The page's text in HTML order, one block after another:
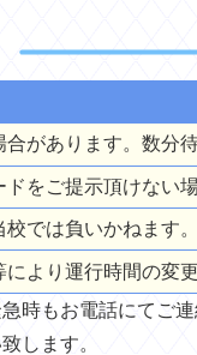
があります。数分
をご提示頂けない
では負いかねます
より運行時間の変
時もお電話にてご
します。